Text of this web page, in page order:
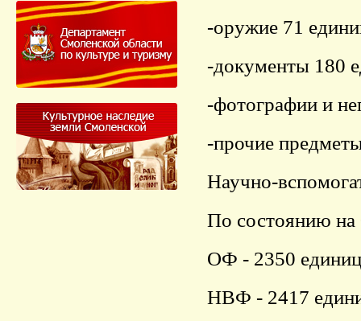
-оружие 71
-документы 180
-фотографии и
-прочие
Научно-
По состоянию на
ОФ - 2350 единиц
НВФ - 2417